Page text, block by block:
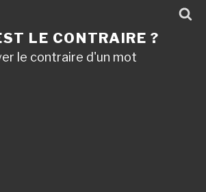
LE CONTRAIRE ?
le contraire d'un mot